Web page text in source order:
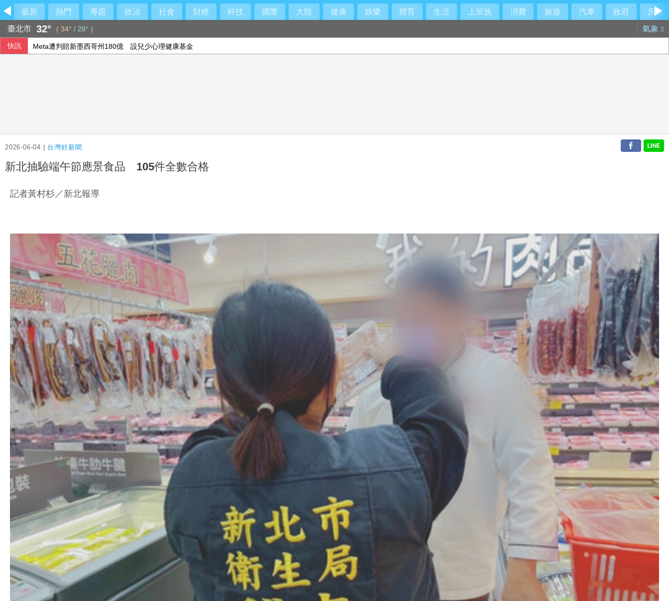
最新 熱門 專題 政治 社會 財經 科技 國際 大陸 健康 娛樂 體育 生活 上班族 消費 旅遊 汽車 政府
房產
臺北市 32° ( 34° / 28° ) 氣象
快訊 慈濟買BNT被詐10億！國民黨不認翻車怒回嗆
2026-06-04 | 台灣好新聞
新北抽驗端午節應景食品 105件全數合格
記者黃村杉／新北報導